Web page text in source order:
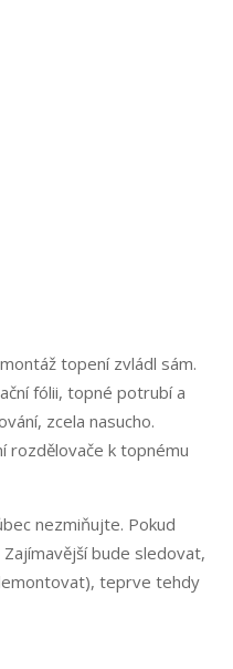
topení zvládl sám.
fólii, topné potrubí a
zcela nasucho.
rozdělovače k topnému
nezmiňujte. Pokud
bude sledovat,
teprve tehdy